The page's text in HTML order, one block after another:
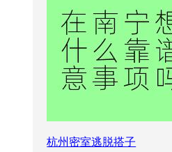
杭州密室逃脱搭子